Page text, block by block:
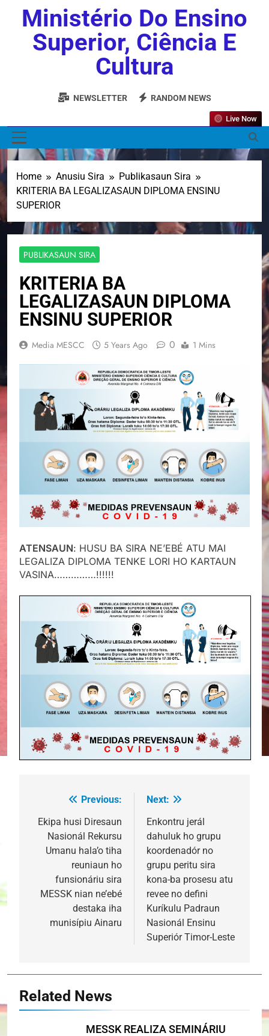
Ministério Do Ensino
Superior, Ciência E
Cultura
NEWSLETTER RANDOM NEWS
Live Now
Home Anusiu Sira
Publikasaun Sira
KRITERIA BA LEGALIZASAUN DIPLOMA ENSINU
SUPERIOR
PUBLIKASAUN SIRA
KRITERIA BA
LEGALIZASAUN DIPLOMA
ENSINU SUPERIOR
Media MESCC 5 Years Ago 0 1 Mins
ATENSAUN: HUSU BA SIRA NE’EBÉ ATU MAI
LEGALIZA DIPLOMA TENKE LORI HO KARTAUN
VASINA……………!!!!!!
navigation
Previous:
Ekipa husi Diresaun
Nasionál Rekursu
Umanu hala’o tiha
reuniaun ho
funsionáriu sira
MESSK nian ne’ebé
destaka iha
munisípiu Ainaru
Next:
Enkontru jerál
dahuluk ho grupu
koordenadór no
grupu peritu sira
kona-ba prosesu atu
revee no defini
Kuríkulu Padraun
Nasionál Ensinu
Superiór Timor-Leste
Related News
MESSK REALIZA SEMINÁRIU